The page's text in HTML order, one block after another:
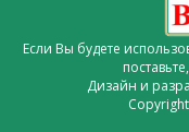
Если Вы будете
Дизайн и